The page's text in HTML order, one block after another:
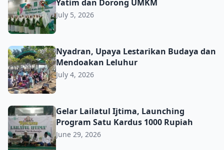
Yatim dan Dorong UMKM
July 5, 2026
Nyadran, Upaya Lestarikan Budaya dan Mendoakan
Nyadran, Upaya Lestarikan Budaya dan
Mendoakan Leluhur
July 4, 2026
Gelar Lailatul Ijtima, Launching Program Satu Kardus
Gelar Lailatul Ijtima, Launching
Program Satu Kardus 1000 Rupiah
June 29, 2026